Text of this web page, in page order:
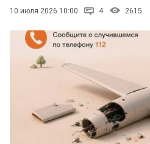
10 июля 2026 10:00 4 2615